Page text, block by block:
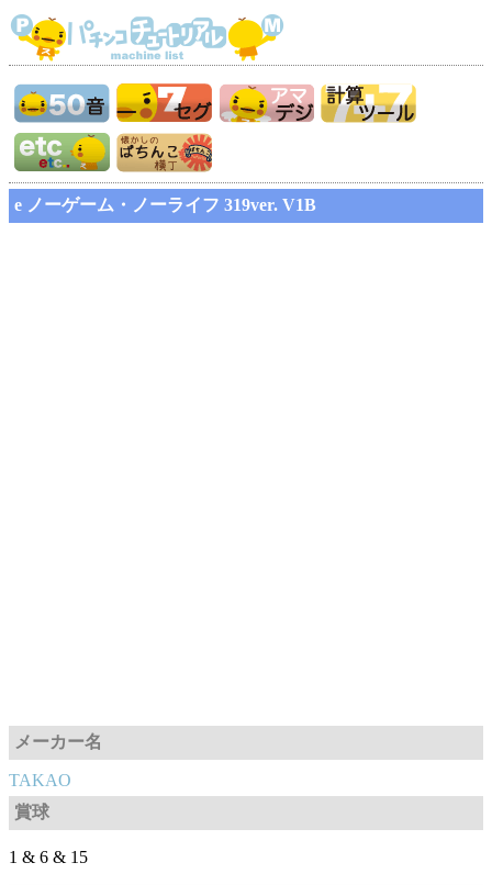
e ノーゲーム・ノーライフ 319ver. V1B
メーカー名
TAKAO
賞球
1 & 6 & 15